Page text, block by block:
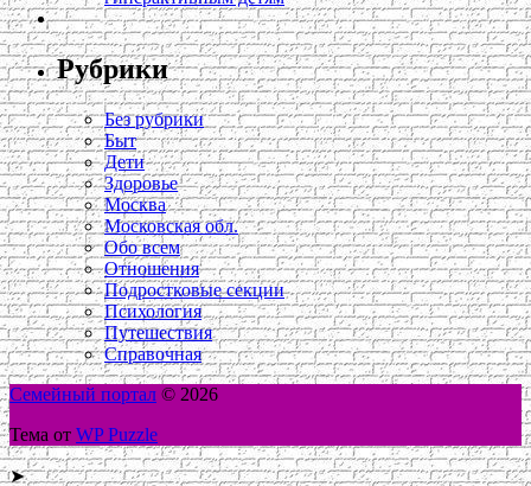
Рубрики
Без рубрики
Быт
Дети
Здоровье
Москва
Московская обл.
Обо всем
Отношения
Подростковые секции
Психология
Путешествия
Справочная
Семейный портал © 2026
Тема от WP Puzzle
➤